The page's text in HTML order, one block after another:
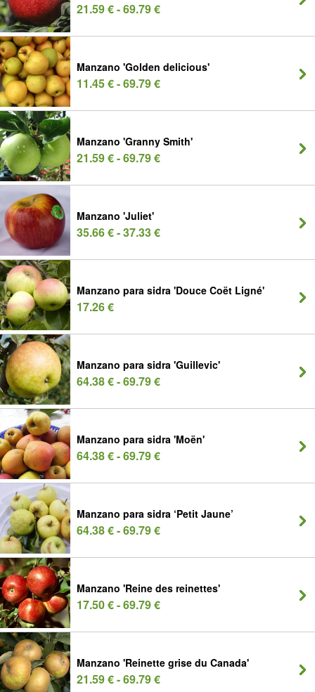
21.59 € - 69.79 €
Manzano 'Golden delicious'
11.45 € - 69.79 €
Manzano 'Granny Smith'
21.59 € - 69.79 €
Manzano 'Juliet'
35.66 € - 37.33 €
Manzano para sidra 'Douce Coët Ligné'
17.26 €
Manzano para sidra 'Guillevic'
64.38 € - 69.79 €
Manzano para sidra 'Moën'
64.38 € - 69.79 €
Manzano para sidra ‘Petit Jaune’
64.38 € - 69.79 €
Manzano 'Reine des reinettes'
17.50 € - 69.79 €
Manzano 'Reinette grise du Canada'
21.59 € - 69.79 €